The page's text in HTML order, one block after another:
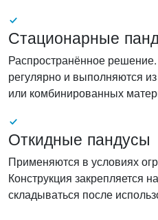
Стационарные
Распространённое
регулярно и выполняются
или комбинированных
Откидные пандусы
Применяются в условиях
Конструкция закрепляется
складываться после